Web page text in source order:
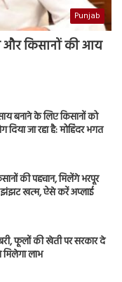
Punjab
और किसानों की आय
बनाने के लिए किसानों को
जा रहा है: मोहिंदर भगत
की पहचान, मिलेंगे भरपूर
झंझट खत्म, ऐसे करें अप्लाई
फूलों की खेती पर सरकार दे
लाभ